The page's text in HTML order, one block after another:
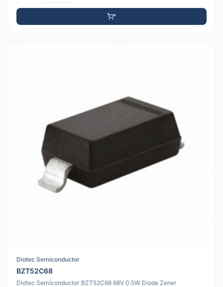
Diotec Semiconductor
BZT52C68
Diotec Semiconductor BZT52C68 68V 0.5W Diode Zener